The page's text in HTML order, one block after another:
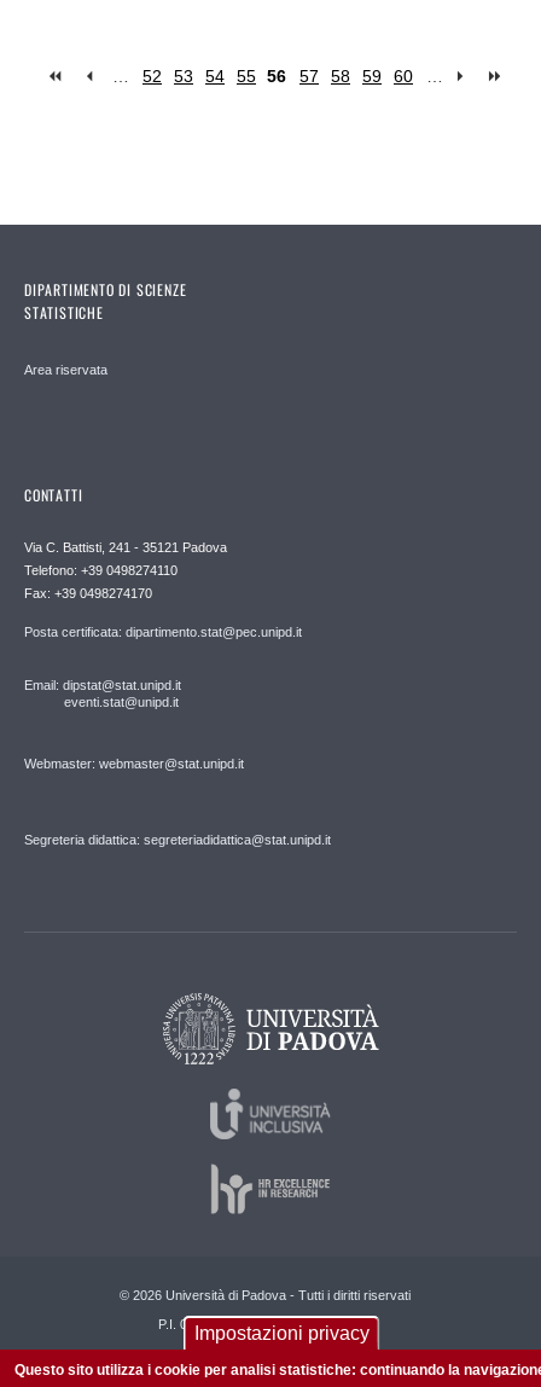
52 53 54 55 56 57 58 59 60
DIPARTIMENTO DI SCIENZE
STATISTICHE
Area riservata
CONTATTI
Via C. Battisti, 241 - 35121 Padova
Telefono: +39 0498274110
Fax: +39 0498274170
Posta certificata: dipartimento.stat@pec.unipd.it
Email: dipstat@stat.unipd.it
eventi.stat@unipd.it
Webmaster: webmaster@stat.unipd.it
Segreteria didattica: segreteriadidattica@stat.unipd.it
© 2026 Università di Padova - Tutti i diritti riservati
P.I. 00742430283 C.F. 80006480281
Impostazioni privacy
Questo sito utilizza i cookie per analisi statistiche: continuando la